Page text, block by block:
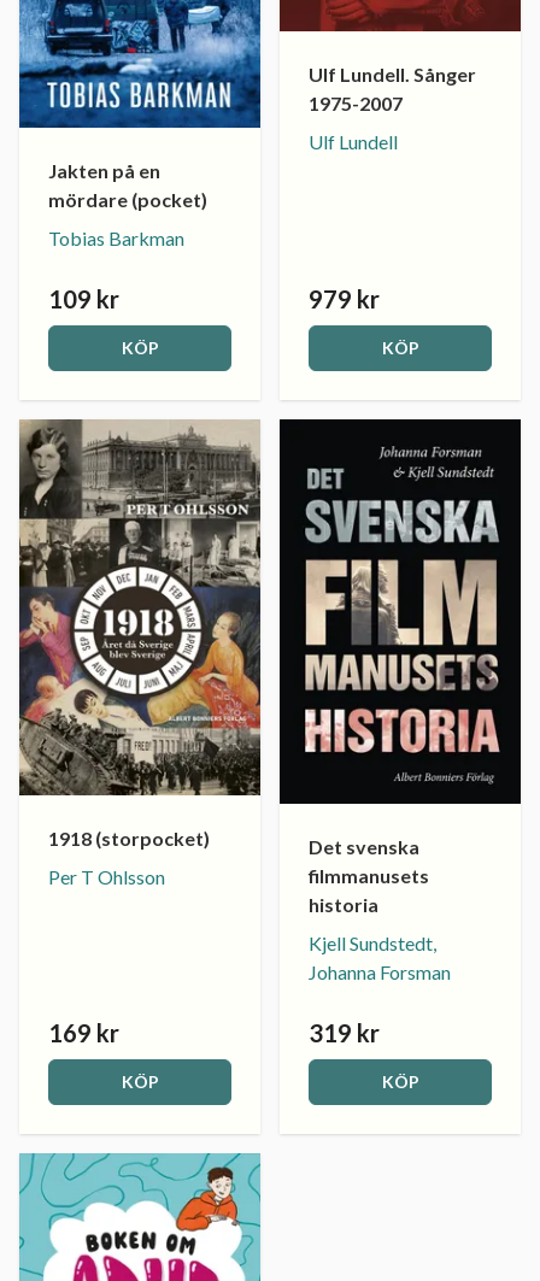
Jakten på en
mördare (pocket)
Tobias Barkman
109 kr
KÖP
Ulf Lundell. Sånger
1975-2007
Ulf Lundell
979 kr
KÖP
1918 (storpocket)
Per T Ohlsson
169 kr
KÖP
Det svenska
filmmanusets
historia
Kjell Sundstedt,
Johanna Forsman
319 kr
KÖP